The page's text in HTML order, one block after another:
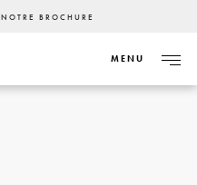
BROCHURE
MENU